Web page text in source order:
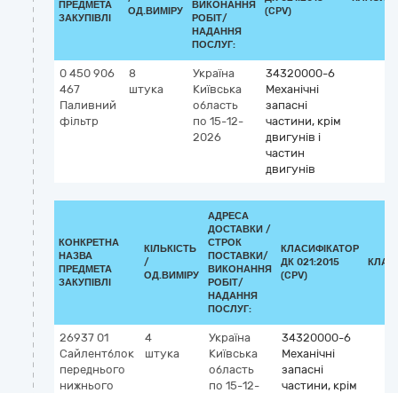
ПРЕДМЕТА
ЗАКУПІВЛІ
ОД.ВИМІРУ
ВИКОНАННЯ
РОБІТ/
НАДАННЯ
ПОСЛУГ:
(CPV)
0 450 906
467
Паливний
фільтр
8
штука
Україна
Київська
область
по 15-12-
2026
34320000-6
Механічні
запасні
частини, крім
двигунів і
частин
двигунів
КОНКРЕТНА
НАЗВА
ПРЕДМЕТА
ЗАКУПІВЛІ
КІЛЬКІСТЬ
/
ОД.ВИМІРУ
АДРЕСА
ДОСТАВКИ /
СТРОК
ПОСТАВКИ/
ВИКОНАННЯ
РОБІТ/
НАДАННЯ
ПОСЛУГ:
КЛАСИФІКАТОР
ДК 021:2015
(CPV)
26937 01
Сайлентблок
переднього
нижнього
4
штука
Україна
Київська
область
по 15-12-
34320000-6
Механічні
запасні
частини, крім